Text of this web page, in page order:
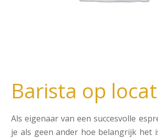
Barista op
Als eigenaar van een succesvolle
je als geen ander hoe belangrijk het